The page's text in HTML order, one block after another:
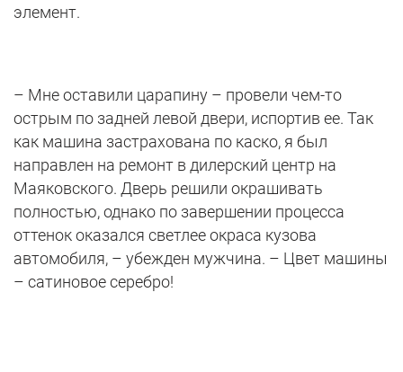
элемент.
– Мне оставили царапину – провели чем-то
острым по задней левой двери, испортив ее. Так
как машина застрахована по каско, я был
направлен на ремонт в дилерский центр на
Маяковского. Дверь решили окрашивать
полностью, однако по завершении процесса
оттенок оказался светлее окраса кузова
автомобиля, – убежден мужчина. – Цвет машины
– сатиновое серебро!